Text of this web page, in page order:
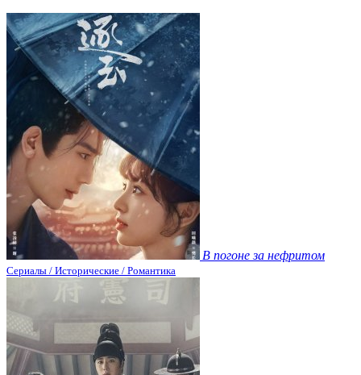
В погоне за нефритом
Сериалы / Исторические / Романтика